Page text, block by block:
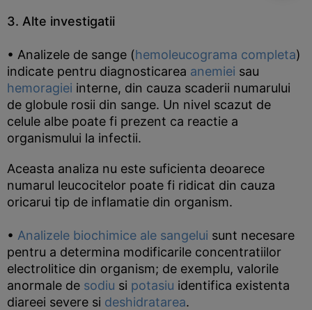
3. Alte investigatii
• Analizele de sange (hemoleucograma completa)
indicate pentru diagnosticarea anemiei sau
hemoragiei interne, din cauza scaderii numarului
de globule rosii din sange. Un nivel scazut de
celule albe poate fi prezent ca reactie a
organismului la infectii.
Aceasta analiza nu este suficienta deoarece
numarul leucocitelor poate fi ridicat din cauza
oricarui tip de inflamatie din organism.
• Analizele biochimice ale sangelui sunt necesare
pentru a determina modificarile concentratiilor
electrolitice din organism; de exemplu, valorile
anormale de sodiu si potasiu identifica existenta
diareei severe si deshidratarea.